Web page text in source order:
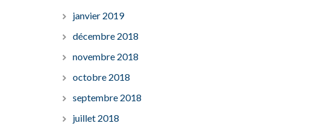
janvier 2019
décembre 2018
novembre 2018
octobre 2018
septembre 2018
juillet 2018